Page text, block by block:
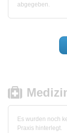
abgegeben.
Es wurden noch
Praxis hinterlegt.